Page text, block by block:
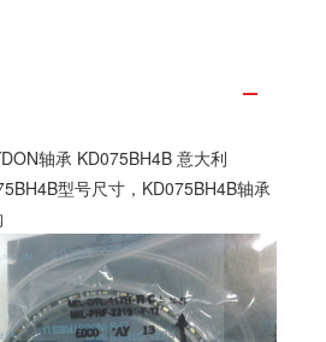
轴承 KD075BH4B 意大利
型号尺寸，KD075BH4B轴承